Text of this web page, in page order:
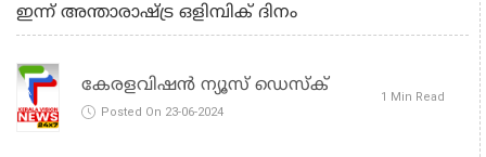
ഇന്ന് അന്താരാഷ്ട്ര ഒളിമ്പിക് ദിനം
കേരളവിഷൻ ന്യൂസ് ഡെസ്‌ക്
Posted On 23-06-2024
1 Min Read